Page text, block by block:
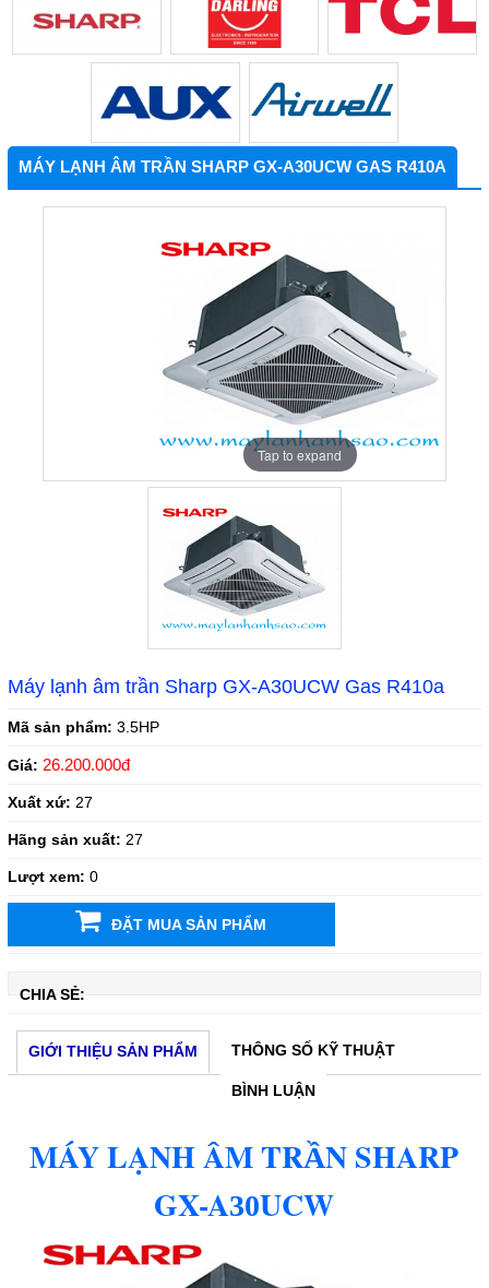
MÁY LẠNH ÂM TRẦN SHARP GX-A30UCW GAS R410A
Tap to expand
Máy lạnh âm trần Sharp GX-A30UCW Gas R410a
Mã sản phẩm: 3.5HP
Giá: 26.200.000đ
Xuất xứ: 27
Hãng sản xuất: 27
Lượt xem: 0
ĐẶT MUA SẢN PHẨM
CHIA SẺ:
GIỚI THIỆU SẢN PHẨM THÔNG SỐ KỸ THUẬT
BÌNH LUẬN
MÁY LẠNH ÂM TRẦN SHARP
GX-A30UCW